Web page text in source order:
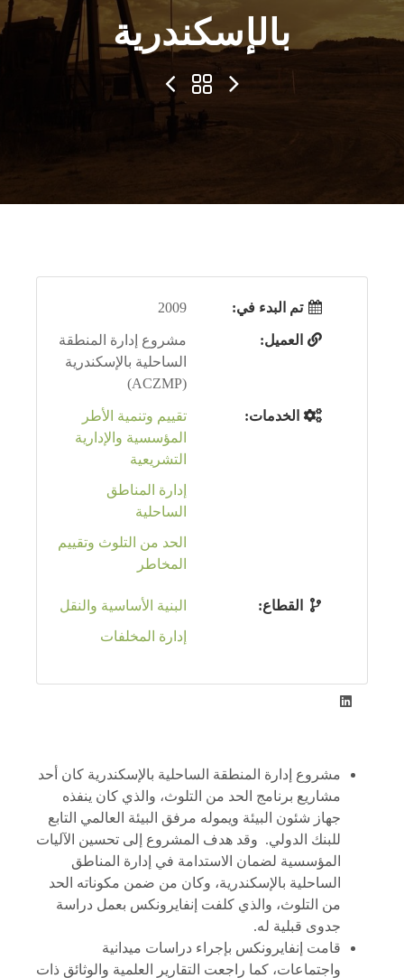
بالإسكندرية
تم البدء في: 2009
العميل:
مشروع إدارة المنطقة
الساحلية بالإسكندرية
(ACZMP)
الخدمات:
تقييم وتنمية الأطر
المؤسسية والإدارية
التشريعية
إدارة المناطق
الساحلية
الحد من التلوث وتقييم
المخاطر
القطاع:
البنية الأساسية والنقل
إدارة المخلفات
مشروع إدارة المنطقة الساحلية بالإسكندرية كان أحد
مشاريع برنامج الحد من التلوث، والذي كان ينفذه
جهاز شئون البيئة ويموله مرفق البيئة العالمي التابع
للبنك الدولي. وقد هدف المشروع إلى تحسين الآليات
المؤسسية لضمان الاستدامة في إدارة المناطق
الساحلية بالإسكندرية، وكان من ضمن مكوناته الحد
من التلوث، والذي كلفت إنفايرونكس بعمل دراسة
جدوى قبلية له.
قامت إنفايرونكس بإجراء دراسات ميدانية
واجتماعات، كما راجعت التقارير العلمية والوثائق ذات